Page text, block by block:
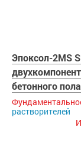
Эпоксол-2MS
бетонного
растворителей